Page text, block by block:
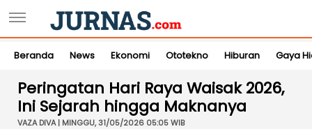
Beranda News Ekonomi Ototekno Hiburan Gaya
Peringatan Hari Raya Waisak 2026,
Ini Sejarah hingga Maknanya
VAZA DIVA | MINGGU, 31/05/2026 05:05 WIB